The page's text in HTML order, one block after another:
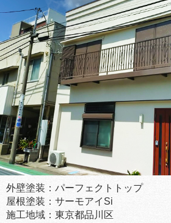
外壁塗装：パーフェクトトップ
屋根塗装：サーモアイSi
施工地域：東京都品川区